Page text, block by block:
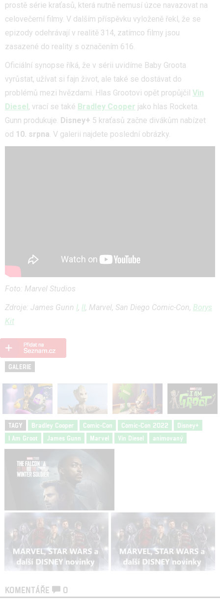
prostě série kraťasů, která nutně nemusí úzce navazovat na
celovečerní filmy. V dalším příspěvku vyloženě řekl, že se
epizody odehrávají v realitě 314, zatímco filmy jsou
zasazené do reality s označením 616.
Oficiální synopse říká, že v sérii uvidíme Baby Groota
vyrůstat, užívat si fajn život, ale také se dostávat do
problémů mezi hvězdami. Hlas Grootovi opět propůjčil Vin
Diesel , vrací se také Bradley Cooper jako hlas Rocketa.
Gunn produkuje. Disney+ 5 kraťasů začne divákům nabízet
od 10. srpna. V galerii najdete poslední obrázky.
Foto: Marvel Studios
Zdroje: James Gunn I, II, Marvel, San Diego Comic-Con, Borys
Kit
GALERIE
TAGY Bradley Cooper Comic-Con Comic-Con 2022
Disney+
I Am Groot
James Gunn Marvel Vin Diesel animovaný
KOMENTÁŘE 0